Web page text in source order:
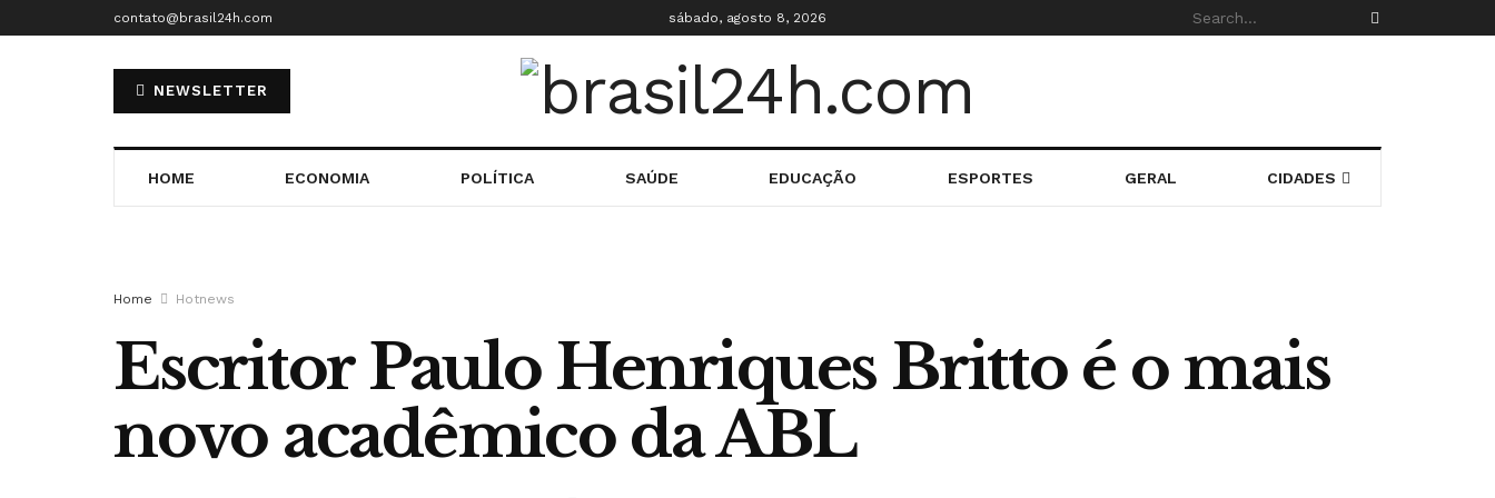
contato@brasil24h.com sábado, agosto 8, 2026
NEWSLETTER
HOME ECONOMIA POLÍTICA SAÚDE EDUCAÇÃO ESPORTES GERAL CIDADES
Home Hotnews
Escritor Paulo Henriques Britto é o mais
novo acadêmico da ABL